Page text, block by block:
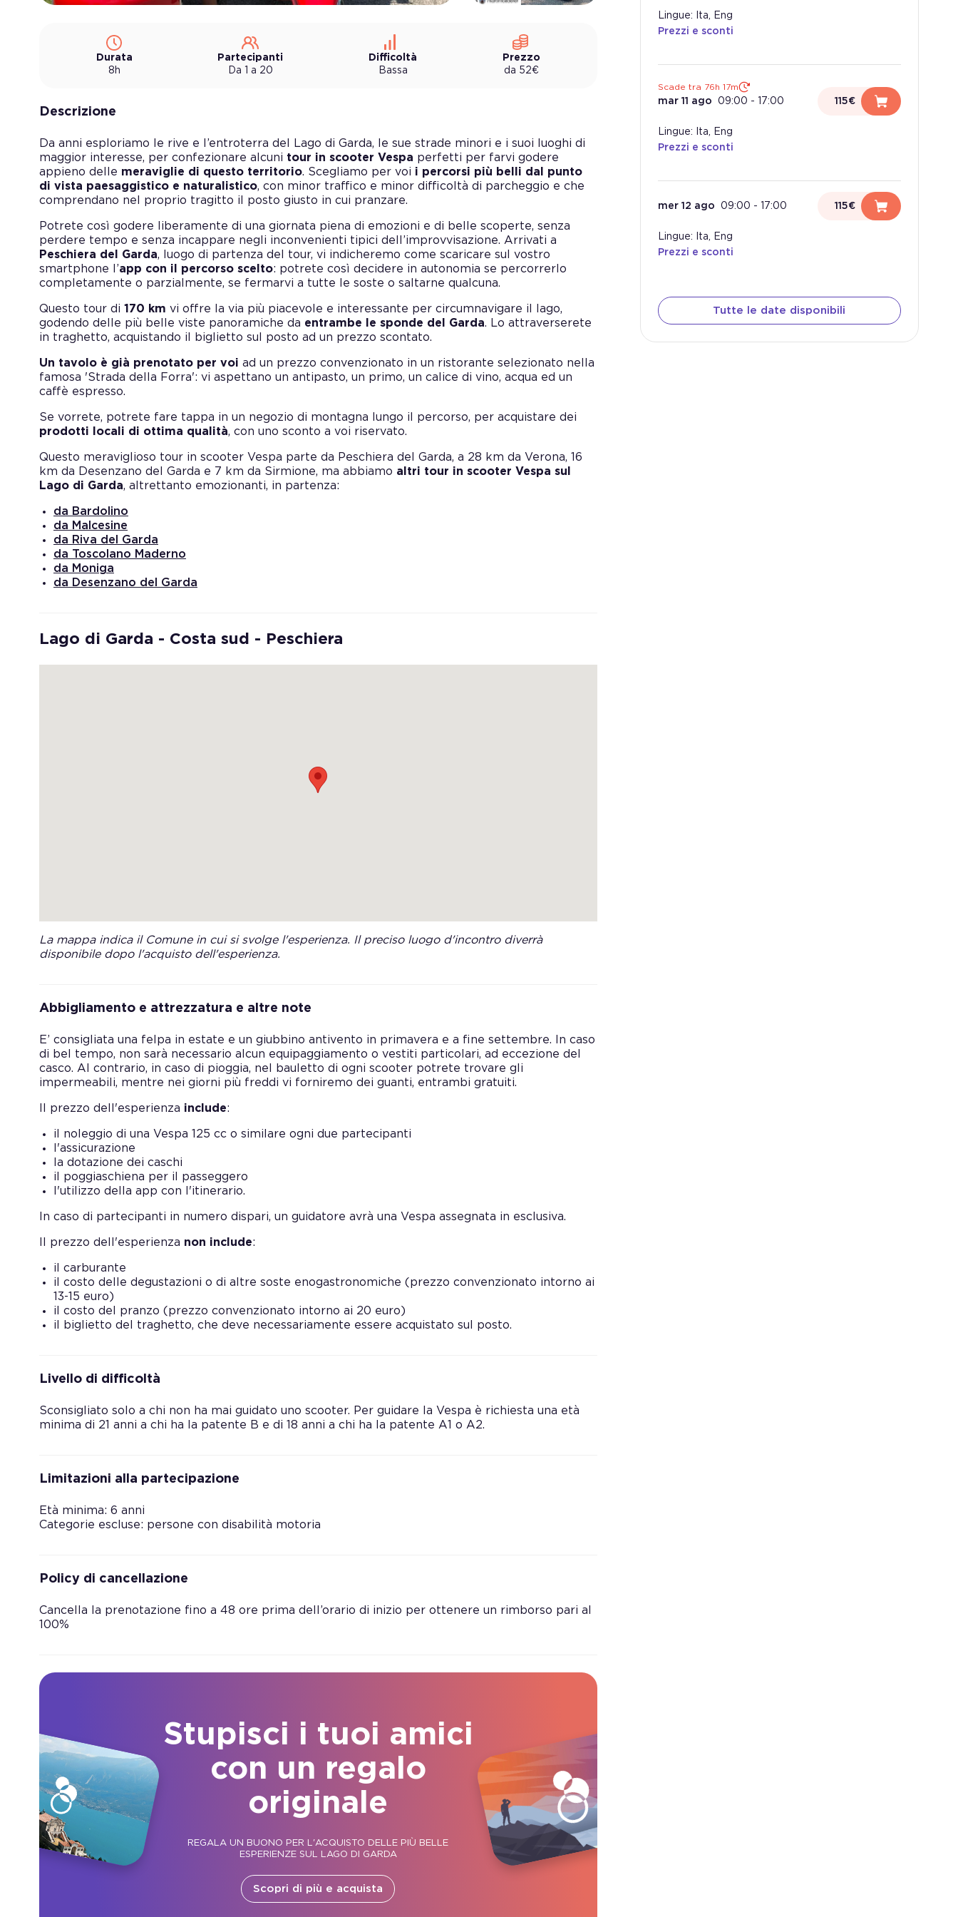
Durata
8h
Partecipanti
Da 1 a 20
Difficoltà
Bassa
Prezzo
da 52€
Descrizione
Da anni esploriamo le rive e l’entroterra del Lago di Garda, le sue strade minori e i suoi luoghi di
maggior interesse, per confezionare alcuni tour in scooter Vespa perfetti per farvi godere
appieno delle meraviglie di questo territorio. Scegliamo per voi i percorsi più belli dal punto
di vista paesaggistico e naturalistico, con minor traffico e minor difficoltà di parcheggio e che
comprendano nel proprio tragitto il posto giusto in cui pranzare.
Potrete così godere liberamente di una giornata piena di emozioni e di belle scoperte, senza
perdere tempo e senza incappare negli inconvenienti tipici dell’improvvisazione. Arrivati a
Peschiera del Garda, luogo di partenza del tour, vi indicheremo come scaricare sul vostro
smartphone l’app con il percorso scelto: potrete così decidere in autonomia se percorrerlo
completamente o parzialmente, se fermarvi a tutte le soste o saltarne qualcuna.
Questo tour di 170 km vi offre la via più piacevole e interessante per circumnavigare il lago,
godendo delle più belle viste panoramiche da entrambe le sponde del Garda. Lo attraverserete
in traghetto, acquistando il biglietto sul posto ad un prezzo scontato.
Un tavolo è già prenotato per voi ad un prezzo convenzionato in un ristorante selezionato nella
famosa 'Strada della Forra': vi aspettano un antipasto, un primo, un calice di vino, acqua ed un
caffè espresso.
Se vorrete, potrete fare tappa in un negozio di montagna lungo il percorso, per acquistare dei
prodotti locali di ottima qualità, con uno sconto a voi riservato.
Questo meraviglioso tour in scooter Vespa parte da Peschiera del Garda, a 28 km da Verona, 16
km da Desenzano del Garda e 7 km da Sirmione, ma abbiamo altri tour in scooter Vespa sul
Lago di Garda, altrettanto emozionanti, in partenza:
da Bardolino
da Malcesine
da Riva del Garda
da Toscolano Maderno
da Moniga
da Desenzano del Garda
Lago di Garda - Costa sud - Peschiera
La mappa indica il Comune in cui si svolge l'esperienza. Il preciso luogo d'incontro diverrà
disponibile dopo l'acquisto dell'esperienza.
Abbigliamento e attrezzatura e altre note
E’ consigliata una felpa in estate e un giubbino antivento in primavera e a fine settembre. In caso
di bel tempo, non sarà necessario alcun equipaggiamento o vestiti particolari, ad eccezione del
casco. Al contrario, in caso di pioggia, nel bauletto di ogni scooter potrete trovare gli
impermeabili, mentre nei giorni più freddi vi forniremo dei guanti, entrambi gratuiti.
Il prezzo dell'esperienza include:
il noleggio di una Vespa 125 cc o similare ogni due partecipanti
l'assicurazione
la dotazione dei caschi
il poggiaschiena per il passeggero
l'utilizzo della app con l'itinerario.
In caso di partecipanti in numero dispari, un guidatore avrà una Vespa assegnata in esclusiva.
Il prezzo dell'esperienza non include:
il carburante
il costo delle degustazioni o di altre soste enogastronomiche (prezzo convenzionato intorno ai
13-15 euro)
il costo del pranzo (prezzo convenzionato intorno ai 20 euro)
il biglietto del traghetto, che deve necessariamente essere acquistato sul posto.
Livello di difficoltà
Sconsigliato solo a chi non ha mai guidato uno scooter. Per guidare la Vespa è richiesta una età
minima di 21 anni a chi ha la patente B e di 18 anni a chi ha la patente A1 o A2.
Limitazioni alla partecipazione
Età minima: 6 anni
Categorie escluse: persone con disabilità motoria
Policy di cancellazione
Cancella la prenotazione fino a 48 ore prima dell’orario di inizio per ottenere un rimborso pari al
100%
Stupisci i tuoi amici
con un regalo
originale
REGALA UN BUONO PER L'ACQUISTO DELLE PIÙ BELLE
ESPERIENZE SUL LAGO DI GARDA
Scopri di più e acquista
Lingue: Ita, Eng
Prezzi e sconti
Scade tra 76h 17m
mar 11 ago 09:00 - 17:00 115€
Lingue: Ita, Eng
Prezzi e sconti
mer 12 ago 09:00 - 17:00 115€
Lingue: Ita, Eng
Prezzi e sconti
Tutte le date disponibili